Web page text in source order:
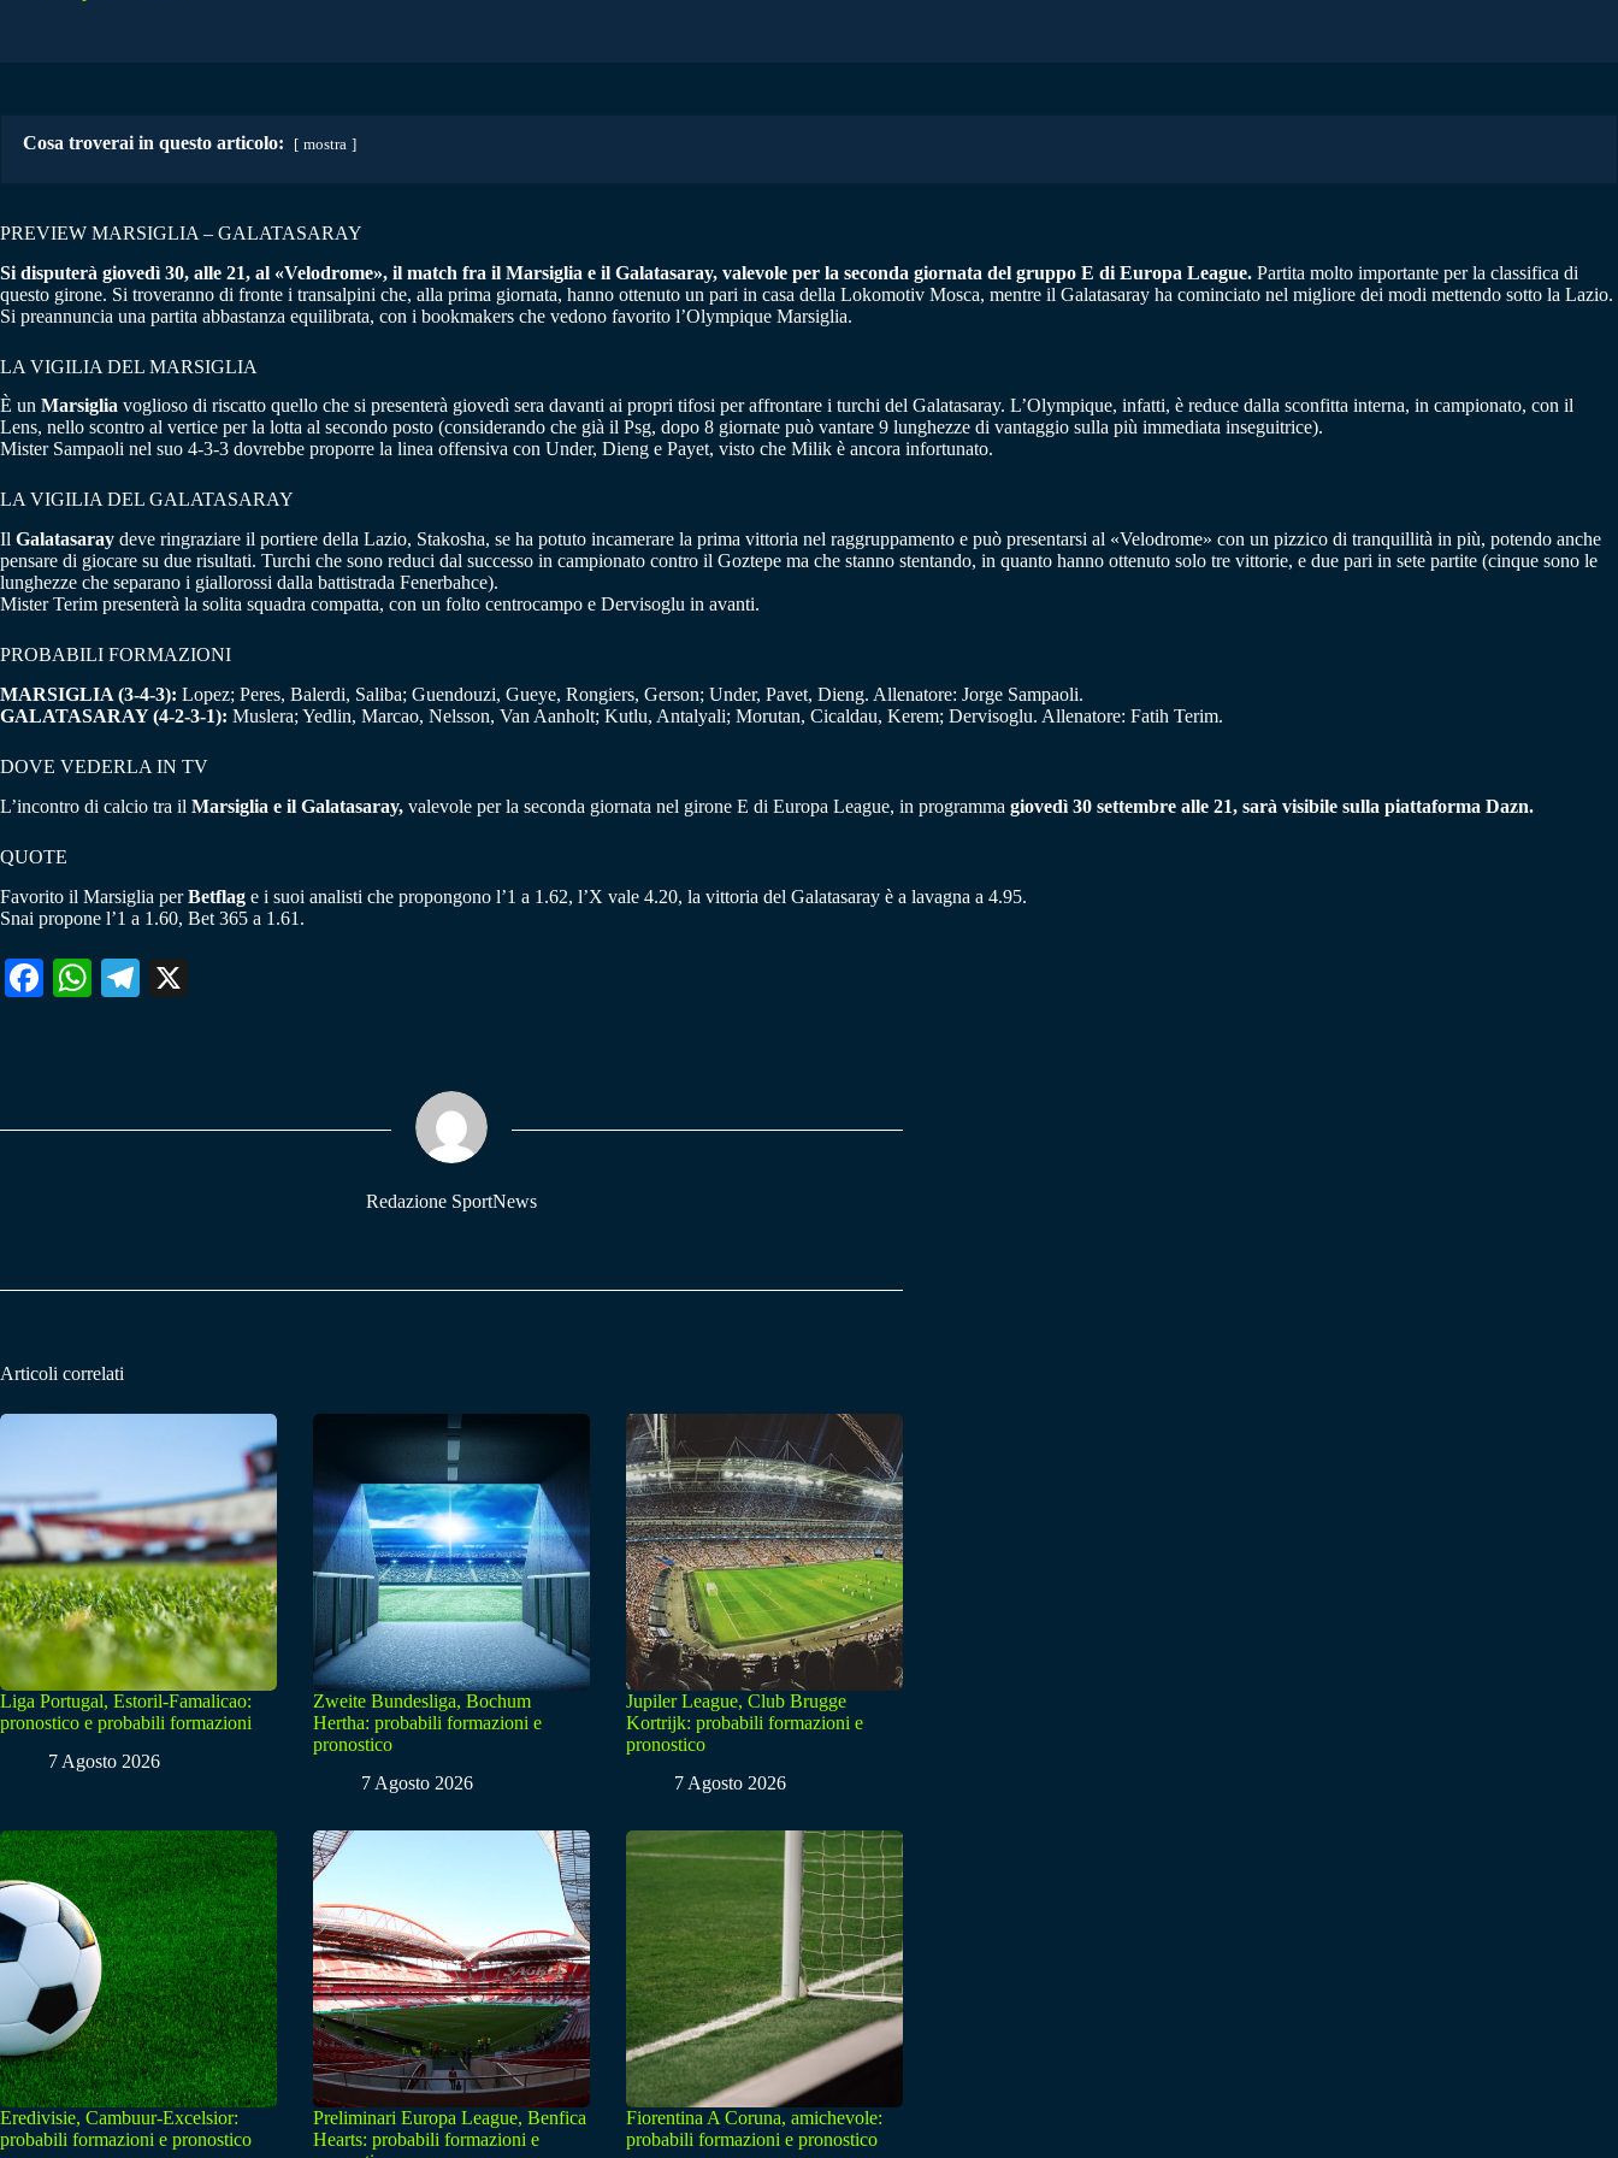
Cosa troverai in questo articolo: mostra
PREVIEW MARSIGLIA – GALATASARAY
Si disputerà giovedì 30, alle 21, al «Velodrome», il match fra il Marsiglia e il Galatasaray, valevole per la seconda giornata del gruppo E di Europa League. Partita molto importante per la classifica di
questo girone. Si troveranno di fronte i transalpini che, alla prima giornata, hanno ottenuto un pari in casa della Lokomotiv Mosca, mentre il Galatasaray ha cominciato nel migliore dei modi mettendo sotto la Lazio.
Si preannuncia una partita abbastanza equilibrata, con i bookmakers che vedono favorito l’Olympique Marsiglia.
LA VIGILIA DEL MARSIGLIA
È un Marsiglia voglioso di riscatto quello che si presenterà giovedì sera davanti ai propri tifosi per affrontare i turchi del Galatasaray. L’Olympique, infatti, è reduce dalla sconfitta interna, in campionato, con il
Lens, nello scontro al vertice per la lotta al secondo posto (considerando che già il Psg, dopo 8 giornate può vantare 9 lunghezze di vantaggio sulla più immediata inseguitrice).
Mister Sampaoli nel suo 4-3-3 dovrebbe proporre la linea offensiva con Under, Dieng e Payet, visto che Milik è ancora infortunato.
LA VIGILIA DEL GALATASARAY
Il Galatasaray deve ringraziare il portiere della Lazio, Stakosha, se ha potuto incamerare la prima vittoria nel raggruppamento e può presentarsi al «Velodrome» con un pizzico di tranquillità in più, potendo anche
pensare di giocare su due risultati. Turchi che sono reduci dal successo in campionato contro il Goztepe ma che stanno stentando, in quanto hanno ottenuto solo tre vittorie, e due pari in sete partite (cinque sono le
lunghezze che separano i giallorossi dalla battistrada Fenerbahce).
Mister Terim presenterà la solita squadra compatta, con un folto centrocampo e Dervisoglu in avanti.
PROBABILI FORMAZIONI
MARSIGLIA (3-4-3): Lopez; Peres, Balerdi, Saliba; Guendouzi, Gueye, Rongiers, Gerson; Under, Pavet, Dieng. Allenatore: Jorge Sampaoli.
GALATASARAY (4-2-3-1): Muslera; Yedlin, Marcao, Nelsson, Van Aanholt; Kutlu, Antalyali; Morutan, Cicaldau, Kerem; Dervisoglu. Allenatore: Fatih Terim.
DOVE VEDERLA IN TV
L’incontro di calcio tra il Marsiglia e il Galatasaray, valevole per la seconda giornata nel girone E di Europa League, in programma giovedì 30 settembre alle 21, sarà visibile sulla piattaforma Dazn.
QUOTE
Favorito il Marsiglia perBetflag e i suoi analisti che propongono l’1 a 1.62, l’X vale 4.20, la vittoria del Galatasaray è a lavagna a 4.95.
Snai propone l’1 a 1.60, Bet 365 a 1.61.
Fa W
pp
Te
m
Redazione SportNews
Articoli correlati
Liga Portugal, Estoril-Famalicao:
pronostico e probabili formazioni
7 Agosto 2026
Zweite Bundesliga, Bochum
Hertha: probabili formazioni e
pronostico
7 Agosto 2026
Jupiler League, Club Brugge
Kortrijk: probabili formazioni e
pronostico
7 Agosto 2026
Eredivisie, Cambuur-Excelsior:
probabili formazioni e pronostico
Preliminari Europa League, Benfica
Hearts: probabili formazioni e
Fiorentina A Coruna, amichevole:
probabili formazioni e pronostico